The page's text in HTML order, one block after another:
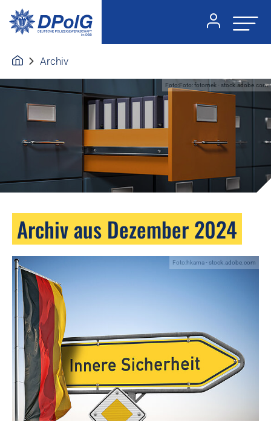
Archiv
Foto:Foto: fotomek - stock.adobe.com
Archiv aus Dezember 2024
Foto:hkama - stock.adobe.com